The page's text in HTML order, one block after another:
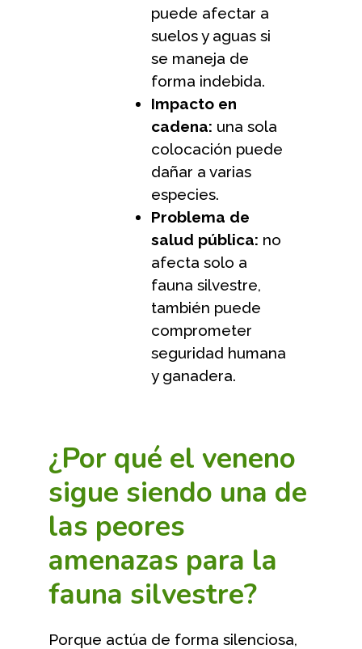
puede afectar a
suelos y aguas si
se maneja de
forma indebida.
Impacto en
cadena: una sola
colocación puede
dañar a varias
especies.
Problema de
salud pública: no
afecta solo a
fauna silvestre,
también puede
comprometer
seguridad humana
y ganadera.
¿Por qué el veneno
sigue siendo una de
las peores
amenazas para la
fauna silvestre?
Porque actúa de forma silenciosa,